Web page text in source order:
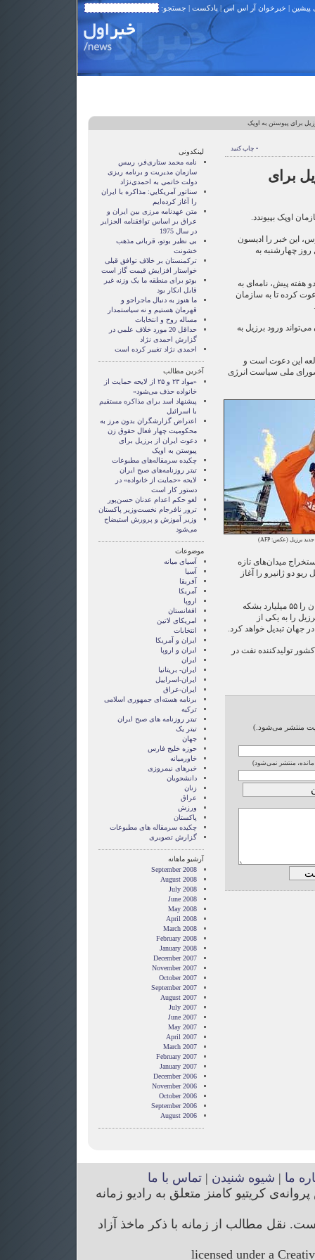
پیشین | خبرخوان آر اس اس| پادکست | جستجو:
برای پیوستن به اوپک
• چاپ کنید
برای
اوپک بپیوندد.
این خبر را ادیسون
روز چهارشنبه به
هفته پیش، نامه‌ای به
کرده تا به سازمان
ورود برزیل به
این دعوت است و
ملی سیاست انرژی
جدید برزیل (عکس:AFP
)
میدان‌های تازه
دو ژانیرو را آغاز
تحلیل‌گران حداکثر ذخایر این میدان را ۵۵ میلیارد بشکه
را به یکی از
جهان تبدیل خواهد کرد.
کشور تولیدکننده نفت در
منتشر می‌شود.)
مانده، منتشر نمی‌شود)
لینکدونی
نامه محمد ستاری‌فر، رییس
سازمان مدیریت و برنامه ریزی
دولت خاتمی به احمدی‌نژاد
سناتور آمريکايي: مذاکره با ايران
را آغاز کرده‌ايم
متن عهدنامه مرزى بين ايران و
عراق بر اساس توافقنامه الجزاير
در سال 1975
بی نظیر بوتو، قربانی مذهب
خشونت
ترکمنستان بر خلاف توافق قبلی
خواستار افزایش قیمت گاز است
بوتو برای منطقه ما یک وزنه غیر
قابل انکار بود
ما هنوز به دنبال ماجراجو و
قهرمان هستيم و نه سياستمدار
مساله روح و انتخابات
حداقل 20 مورد خلاف علمي در
گزارش احمدی نژاد
احمدی نژاد تغییر کرده است
آخرین مطالب
«مواد ۲۳ و ۲۵ از لایحه حمایت از
خانواده حذف می‌شود»
پیشنهاد اسد برای مذاکره مستقیم
با اسرائیل
اعتراض گزارشگران بدون مرز به
محکومیت چهار فعال حقوق زن
دعوت ایران از برزیل برای
پیوستن به اوپک
چکیده سرمقاله‌های مطبوعات
تیتر روزنامه‌های صبح ایران
لایحه «حمایت از خانواده» در
دستور کار است
لغو حکم اعدام عدنان حسن‌پور
ترور نافرجام نخست‌وزیر پاکستان
وزیر آموزش و پرورش استیضاح
می‌شود
موضوعات
آسيای ميانه
آسیا
آفریقا
آمریکا
اروپا
افغانستان
امریکای لاتین
انتخابات
ايران و آمريکا
ايران و اروپا
ایران
ایران- بریتانیا
ایران-اسراییل
ایران-عراق
برنامه هسته‌ای جمهوری اسلامی
ترکیه
تیتر روزنامه های صبح ایران
تیتر یک
جهان
حوزه خلیج فارس
خاورمیانه
خبرهای نیمروزی
دانشجویان
زنان
عراق
ورزش
پاکستان
چکیده سرمقاله های مطبوعات
گزارش تصويری
آرشیو ماهانه
September 2008
August 2008
July 2008
June 2008
May 2008
April 2008
March 2008
February 2008
January 2008
December 2007
November 2007
October 2007
September 2007
August 2007
July 2007
June 2007
May 2007
April 2007
March 2007
February 2007
January 2007
December 2006
November 2006
October 2006
September 2006
August 2006
ما | شیوه شنیدن |تماس با ما
کریتیو کامنز متعلق به رادیو زمانه
نقل مطالب از زمانه با ذکر ماخذ آزاد
licensed under a